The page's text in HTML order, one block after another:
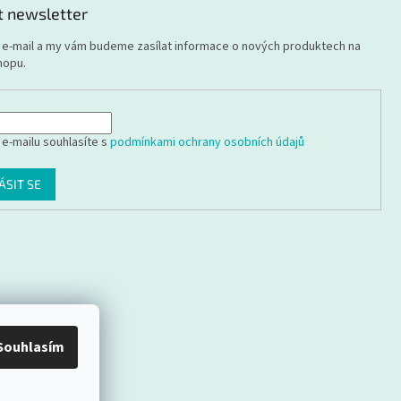
newsletter
mail a my vám budeme zasílat informace o nových produktech na
mailu souhlasíte spodmínkami ochrany osobních údajů
SE